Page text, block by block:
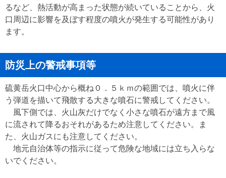
るなど、熱活動が高まった状態が続いていることから、火
口周辺に影響を及ぼす程度の噴火が発生する可能性があり
ます。
防災上の警戒事項等
硫黄岳火口中心から概ね０．５ｋｍの範囲では、噴火に伴
う弾道を描いて飛散する大きな噴石に警戒してください。
風下側では、火山灰だけでなく小さな噴石が遠方まで風
に流されて降るおそれがあるため注意してください。ま
た、火山ガスにも注意してください。
地元自治体等の指示に従って危険な地域には立ち入らな
いでください。